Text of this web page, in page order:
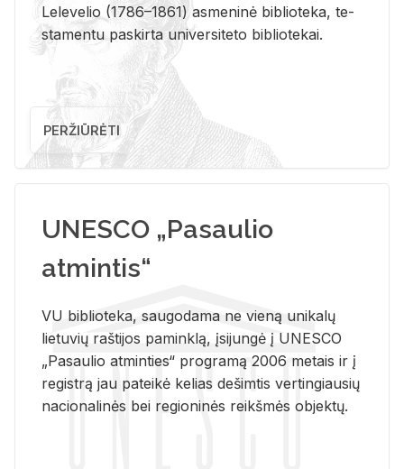
Le­le­ve­lio (1786–1861) as­me­ni­nė bi­b­lio­te­ka, te­
sta­men­tu pa­skir­ta uni­ver­si­te­to bi­b­lio­te­kai.
PERŽIŪRĖTI
UNESCO „Pasaulio
atmintis“
VU biblioteka, saugodama ne vieną unikalų
lietuvių raštijos paminklą, įsijungė į UNESCO
„Pasaulio atminties“ programą 2006 metais ir į
registrą jau pateikė kelias dešimtis vertingiausių
nacionalinės bei regioninės reikšmės objektų.